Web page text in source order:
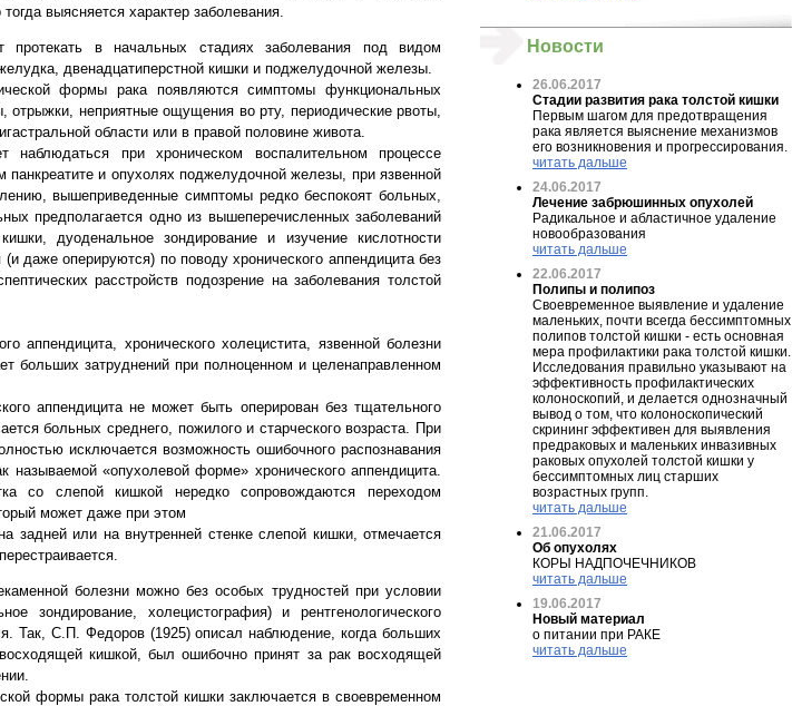
выясняется характер заболевания.
протекать в начальных стадиях заболевания под видом
двенадцатиперстной кишки и поджелудочной железы.
формы рака появляются симптомы функциональных
отрыжки, неприятные ощущения во рту, периодические рвоты,
области или в правой половине живота.
при хроническом воспалительном процессе
панкреатите и опухолях поджелудочной железы, при язвенной
вышеприведенные симптомы редко беспокоят больных,
предполагается одно из вышеперечисленных заболеваний
дуоденальное зондирование и изучение кислотности
оперируются) по поводу хронического аппендицита без
расстройств подозрение на заболевания толстой
аппендицита, хронического холецистита, язвенной болезни
больших затруднений при полноценном и целенаправленном
аппендицита не может быть оперирован без тщательного
больных среднего, пожилого и старческого возраста. При
исключается возможность ошибочного распознавания
«опухолевой форме» хронического аппендицита.
со слепой кишкой нередко сопровождаются переходом
может даже при этом
задней или на внутренней стенке слепой кишки, отмечается
болезни можно без особых трудностей при условии
зондирование, холецистография) и рентгенологического
Так, С.П. Федоров (1925) описал наблюдение, когда больших
кишкой, был ошибочно принят за рак восходящей
формы рака толстой кишки заключается в своевременном
Новости
26.06.2017
Стадии развития рака толстой кишки
Первым шагом для предотвращения
рака является выяснение механизмов
его возникновения и прогрессирования.
читать дальше
24.06.2017
Лечение забрюшинных опухолей
Радикальное и абластичное удаление
новообразования
читать дальше
22.06.2017
Полипы и полипоз
Своевременное выявление и удаление
маленьких, почти всегда бессимптомных
полипов толстой кишки - есть основная
мера профилактики рака толстой кишки.
Исследования правильно указывают на
эффективность профилактических
колоноскопий, и делается однозначный
вывод о том, что колоноскопический
скрининг эффективен для выявления
предраковых и маленьких инвазивных
раковых опухолей толстой кишки у
бессимптомных лиц старших
возрастных групп.
читать дальше
21.06.2017
Об опухолях
КОРЫ НАДПОЧЕЧНИКОВ
читать дальше
19.06.2017
Новый материал
о питании при РАКЕ
читать дальше